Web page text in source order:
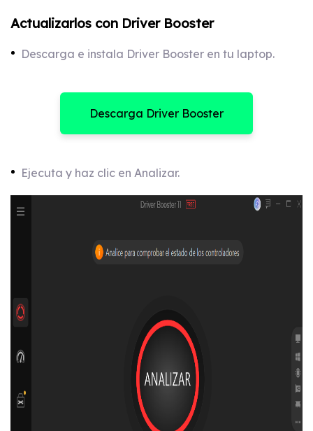
Actualizarlos con Driver Booster
Descarga e instala Driver Booster en tu laptop.
Descarga Driver Booster
Ejecuta y haz clic en Analizar.